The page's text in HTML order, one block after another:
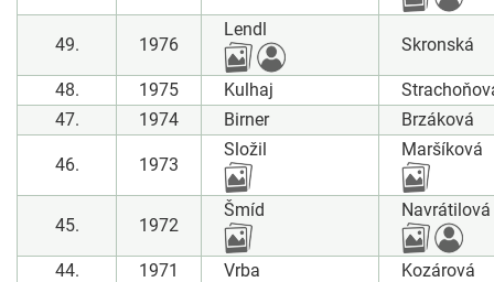
49. 1976
Lendl
Skronská
48. 1975 Kulhaj
47.
1974 Birner Brzáková
46. 1973
Složil Maršíková
45. 1972
Šmíd Navrátilová
44. 1971 Vrba
Kozárová